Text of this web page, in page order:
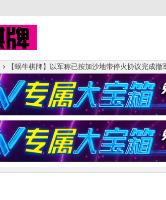
【蜗牛棋牌】以军称已按加沙地带停火协议完成撤